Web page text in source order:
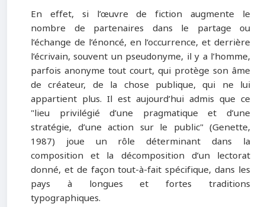
En effet, si l’œuvre de fiction augmente le
nombre de partenaires dans le partage ou
l’échange de l’énoncé, en l’occurrence, et derrière
l’écrivain, souvent un pseudonyme, il y a l’homme,
parfois anonyme tout court, qui protège son âme
de créateur, de la chose publique, qui ne lui
appartient plus. Il est aujourd’hui admis que ce
"lieu privilégié d’une pragmatique et d’une
stratégie, d’une action sur le public"(Genette,
1987) joue un rôle déterminant dans la
composition et la décomposition d’un lectorat
donné, et de façon tout-à-fait spécifique, dans les
pays à longues et fortes traditions
typographiques.